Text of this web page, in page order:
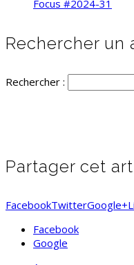
Focus #2024-31
Rechercher un
Rechercher :
Partager cet
FacebookTwitterGoogle+
Facebook
Google